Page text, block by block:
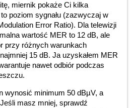
miernik pokaże Ci kilka
poziom sygnału (zazwyczaj w
Error Ratio). Dla telewizji
wartość MER to 12 dB, ale
przy różnych warunkach
15 dB. Ja uzyskałem MER
nawet odbiór podczas
wynosić minimum 50 dBµV, a
masz mniej, sprawdź